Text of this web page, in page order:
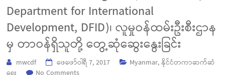
Department for International
Development, DFID)၊ လူမှုဝန်ထမ်းဦးစီးဌာန
မှ တာဝန်ရှိသူတို့ တွေ့ဆုံဆွေးနွေးခြင်း
mwcdf ဖေ‌ဖော်ဝါရီ 7, 2017 Myanmar,နိုင်ငံတကာဆက်ဆံ